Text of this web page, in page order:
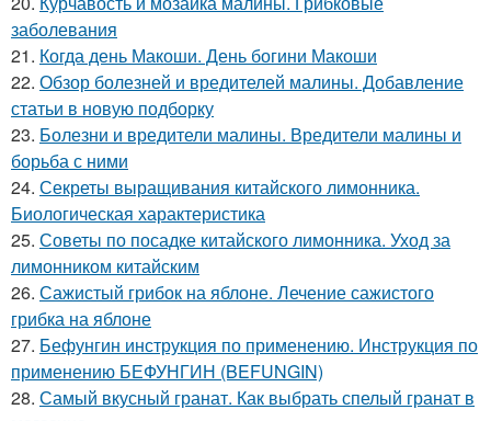
заболевания
21. Когда день Макоши. День богини Макоши
22. Обзор болезней и вредителей малины. Добавление
статьи в новую подборку
23. Болезни и вредители малины. Вредители малины и
борьба с ними
24. Секреты выращивания китайского лимонника.
Биологическая характеристика
25. Советы по посадке китайского лимонника. Уход за
лимонником китайским
26. Сажистый грибок на яблоне. Лечение сажистого
грибка на яблоне
27. Бефунгин инструкция по применению. Инструкция по
применению БЕФУНГИН (BEFUNGIN)
28. Самый вкусный гранат. Как выбрать спелый гранат в